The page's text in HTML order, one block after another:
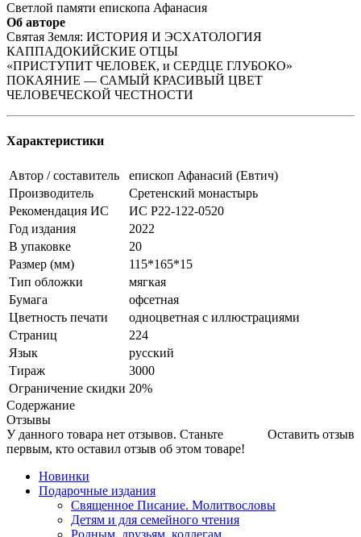
Светлой памяти епископа Афанасия
Об авторе
Святая Земля: ИСТОРИЯ И ЭСХАТОЛОГИЯ
КАППАДОКИЙСКИЕ ОТЦЫ
«ПРИСТУПИТ ЧЕЛОВЕК, и СЕРДЦЕ ГЛУБОКО»
ПОКАЯНИЕ — САМЫЙ КРАСИВЫЙ ЦВЕТ
ЧЕЛОВЕЧЕСКОЙ ЧЕСТНОСТИ
Характеристики
Автор / составитель
епископ Афанасий (Евтич)
Производитель
Сретенский монастырь
Рекомендация ИС
ИС Р22-122-0520
Год издания
2022
В упаковке
20
Размер (мм)
115*165*15
Тип обложки
мягкая
Бумага
офсетная
Цветность печати
одноцветная с иллюстрациями
Страниц
224
Язык
русский
Тираж
3000
Ограничение скидки 20%
Содержание
Отзывы
Оставить отзыв
У данного товара нет отзывов. Станьте
первым, кто оставил отзыв об этом товаре!
Новинки
Подарочные издания
Священное Писание. Молитвословы
Детям и для семейного чтения
Родным, друзьям, коллегам